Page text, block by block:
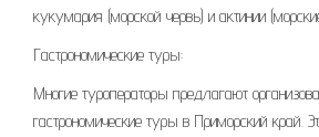
кукумария (морской червь) и актинии
Гастрономические туры:
Многие туроператоры предлагают
гастрономические туры в Приморский край.